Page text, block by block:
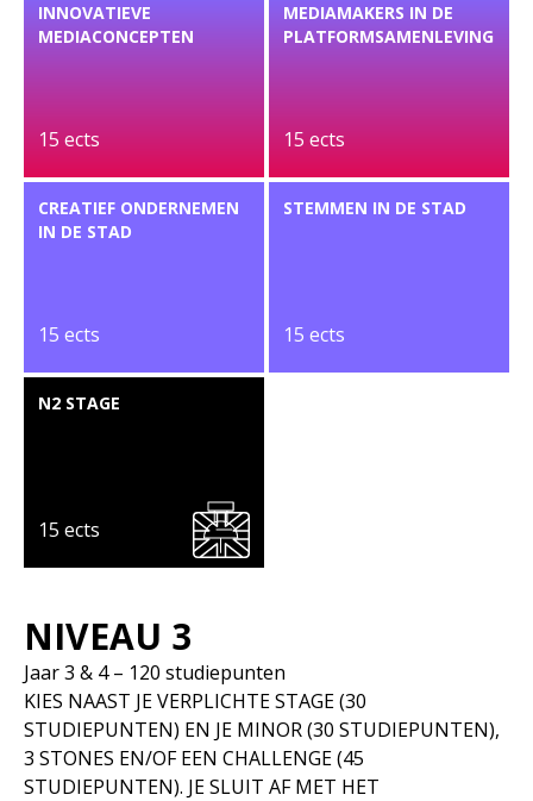
INNOVATIEVE
MEDIACONCEPTEN
15 ects
MEDIAMAKERS IN DE
PLATFORMSAMENLEVING
15 ects
CREATIEF ONDERNEMEN
IN DE STAD
15 ects
STEMMEN IN DE STAD
15 ects
N2 STAGE
15 ects
NIVEAU 3
Jaar 3 & 4 – 120 studiepunten
KIES NAAST JE VERPLICHTE STAGE (30
STUDIEPUNTEN) EN JE MINOR (30 STUDIEPUNTEN),
3 STONES EN/OF EEN CHALLENGE (45
STUDIEPUNTEN). JE SLUIT AF MET HET